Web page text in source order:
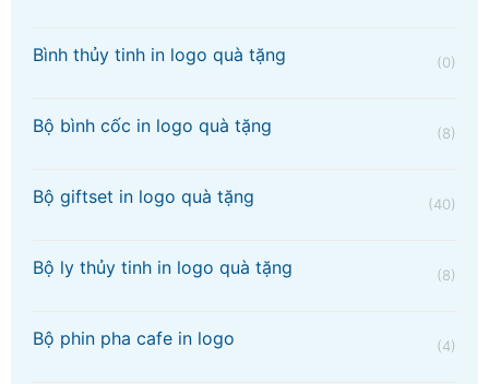
Bình thủy tinh in logo quà tặng (0)
Bộ bình cốc in logo quà tặng (8)
Bộ giftset in logo quà tặng (40)
Bộ ly thủy tinh in logo quà tặng (8)
Bộ phin pha cafe in logo (4)